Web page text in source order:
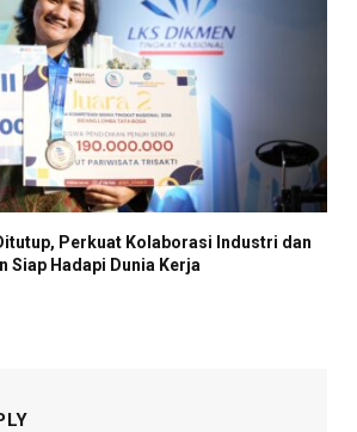
Perkuat Kolaborasi Industri dan
Siap Hadapi Dunia Kerja